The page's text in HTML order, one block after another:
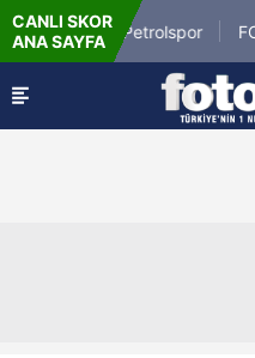
CANLI SKOR
ANA SAYFA
Batman Petrolspor FC